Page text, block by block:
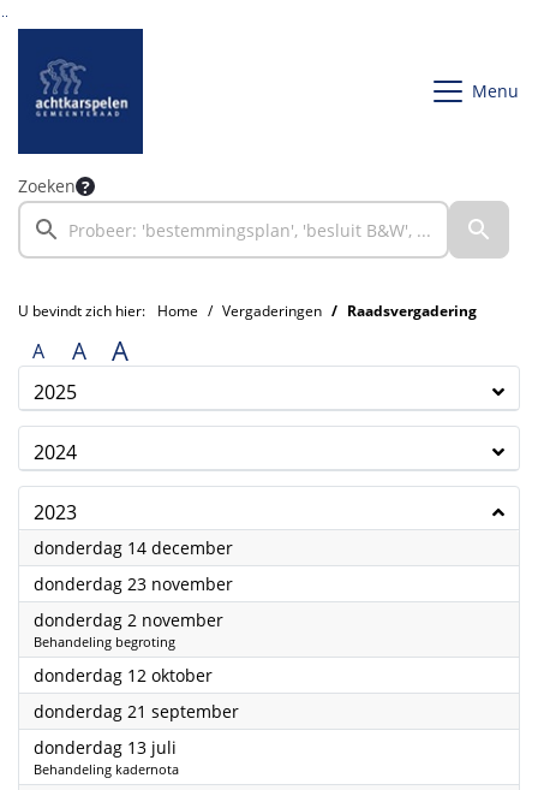
Ga naar de inhoud van deze pagina
Ga naar het zoeken
Ga naar het menu
Menu
Zoeken
U bevindt zich hier: Home Vergaderingen Raadsvergadering
A A A
2025
2024
2023
donderdag 14 december2023
donderdag 23 november2023
donderdag 2 november2023
Behandeling begroting
donderdag 12 oktober2023
donderdag 21 september2023
donderdag 13 juli
Behandeling kadernota